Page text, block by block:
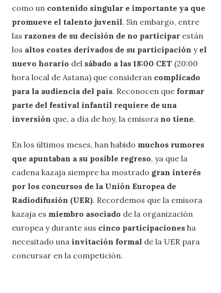
como un contenido singular e importante ya que
promueve el talento juvenil. Sin embargo, entre
las razones de su decisión de no participar están
los altos costes derivados de su participación yel
nuevo horario del sábado a las 18:00 CET (20:00
hora local de Astana) que consideran complicado
para la audiencia del país. Reconocen que formar
parte del festival infantil requiere de una
inversión que, a día de hoy, la emisora no tiene.
En los últimos meses, han habido muchos rumores
que apuntaban a su posible regreso, ya que la
cadena kazaja siempre ha mostrado gran interés
por los concursos de la Unión Europea de
Radiodifusión (UER). Recordemos que la emisora
kazaja es miembro asociado de la organización
europea y durante sus cinco participaciones ha
necesitado una invitación formal de la UER para
concursar en la competición.